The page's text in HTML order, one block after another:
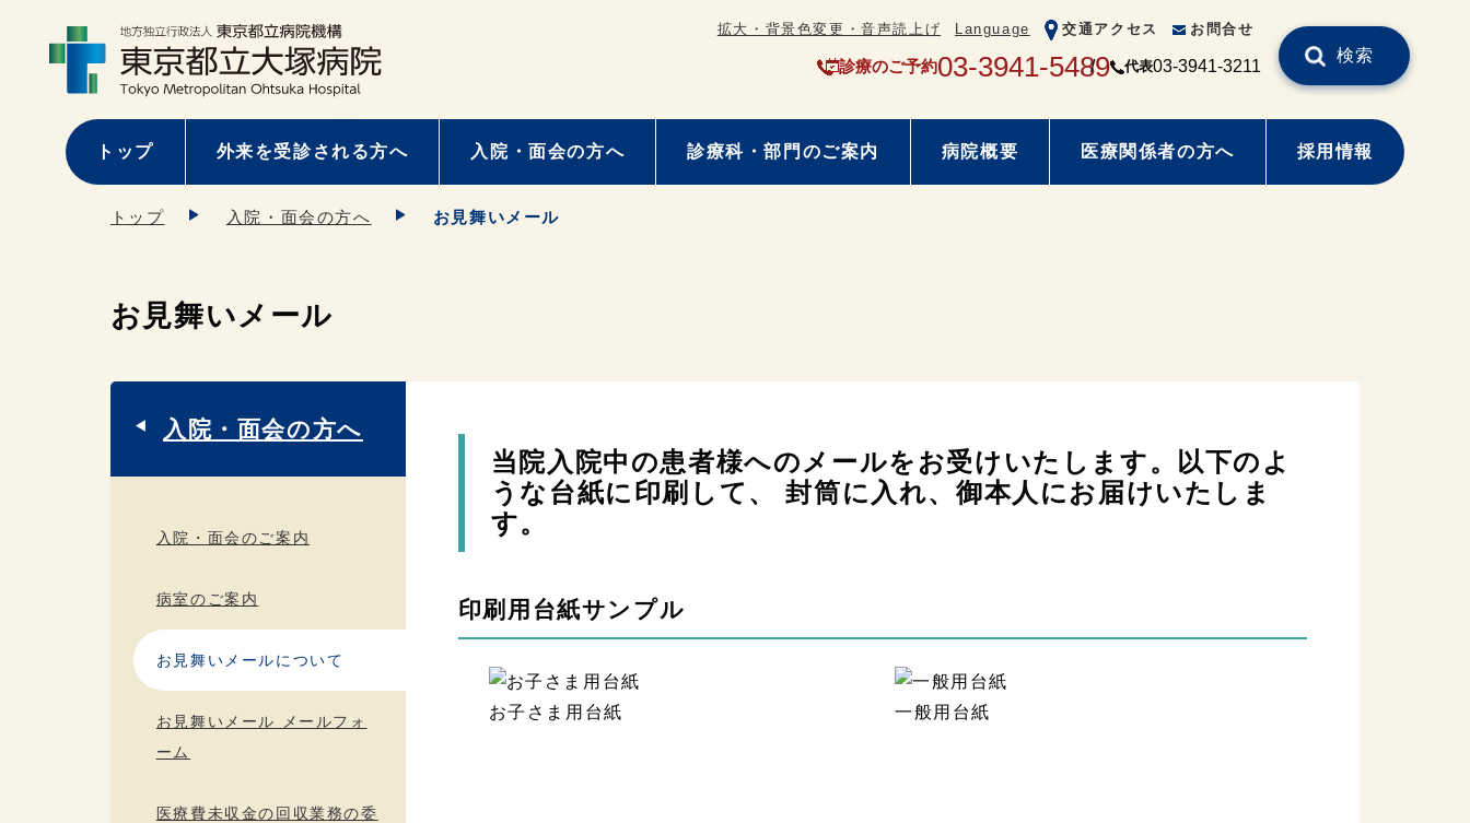
拡大・背景色変更・音声読上げ Language 交通アクセス お問合せ
診療のご予約03-3941-5489 代表03-3941-3211
検索
トップ 外来を受診される方へ 入院・面会の方へ 診療科・部門のご案内 病院概要 医療関係者の方へ 採用情報
トップ 入院・面会の方へ お見舞いメール
お見舞いメール
当院入院中の患者様へのメールをお受けいたします。以下のよ
うな台紙に印刷して、 封筒に入れ、御本人にお届けいたしま
す。
印刷用台紙サンプル
お子さま用台紙 一般用台紙
入院・面会の方へ
入院・面会のご案内
病室のご案内
お見舞いメールについて
お見舞いメール メールフォ
ーム
医療費未収金の回収業務の委